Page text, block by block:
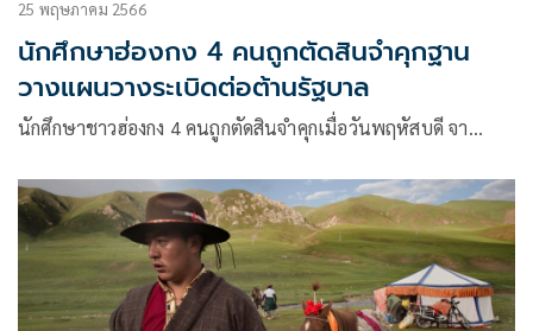
25 พฤษภาคม 2566
นักศึกษาฮ่องกง 4 คนถูกตัดสินจำคุกฐาน
วางแผนวางระเบิดต่อต้านรัฐบาล
นักศึกษาชาวฮ่องกง 4 คนถูกตัดสินจำคุกเมื่อวันพฤหัสบดี จา…